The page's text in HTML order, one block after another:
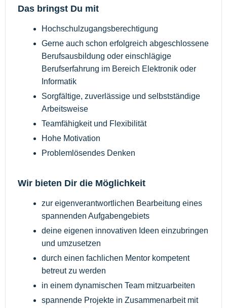
Das bringst Du mit
Hochschulzugangsberechtigung
Gerne auch schon erfolgreich abgeschlossene
Berufsausbildung oder einschlägige
Berufserfahrung im Bereich Elektronik oder
Informatik
Sorgfältige, zuverlässige und selbstständige
Arbeitsweise
Teamfähigkeit und Flexibilität
Hohe Motivation
Problemlösendes Denken
Wir bieten Dir die Möglichkeit
zur eigenverantwortlichen Bearbeitung eines
spannenden Aufgabengebiets
deine eigenen innovativen Ideen einzubringen
und umzusetzen
durch einen fachlichen Mentor kompetent
betreut zu werden
in einem dynamischen Team mitzuarbeiten
spannende Projekte in Zusammenarbeit mit